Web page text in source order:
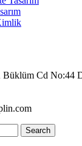
Büklüm Cd No:44
Search